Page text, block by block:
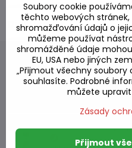
Diskuse 0
Alternativní
Česneková a
Soubory cookie
těchto webových stránek,
shromažďování údajů o
můžeme používat
shromážděné údaje
EU, USA nebo jiných
„Přijmout všechny
souhlasíte. Podrobné
můžete
Zásady
Přijmout